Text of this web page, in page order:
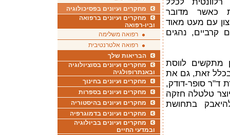
כאשר מדובר
עם מעט מאוד
קרביים, נהגים
מתקשים לווסת
זאת, גם את
ד"ר סופר-דודק,
טלטלה חזקה
בתחושת
מחקרים ועיונים בפסיכולוגיה
מחקרים ועיונים ברפואה
וביו-רפואה
רפואה משלימה
רפואה אלטרנטיבית
הבריאות שלך
מחקרים ועיונים בסוציולוגיה
ובאנתרופולגיה
מחקרים ועיונים בחינוך
מחקרים ועיונים בספרות
מחקרים ועיונים בהיסטוריה
מחקרים ועיונים בדמוגרפיה
מחקרים ועיונים בביולוגיה
ובמדעי החיים